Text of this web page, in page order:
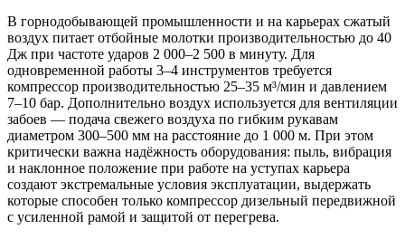
В горнодобывающей промышленности и на карьерах сжатый
воздух питает отбойные молотки производительностью до 40
Дж при частоте ударов 2 000–2 500 в минуту. Для
одновременной работы 3–4 инструментов требуется
компрессор производительностью 25–35 м³/мин и давлением
7–10 бар. Дополнительно воздух используется для вентиляции
забоев — подача свежего воздуха по гибким рукавам
диаметром 300–500 мм на расстояние до 1 000 м. При этом
критически важна надёжность оборудования: пыль, вибрация
и наклонное положение при работе на уступах карьера
создают экстремальные условия эксплуатации, выдержать
которые способен только компрессор дизельный передвижной
с усиленной рамой и защитой от перегрева.